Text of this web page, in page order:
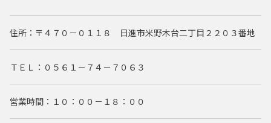
住所：〒４７０－０１１８ 日進市米野木台二丁目２２０３番地
ＴＥＬ： ０５６１－７４－７０６３
営業時間：１０：００－１８：００